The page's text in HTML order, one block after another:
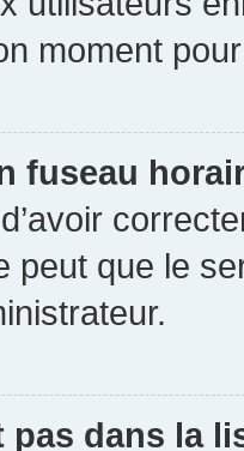
moment
fuseau
peut que le
pas dans la